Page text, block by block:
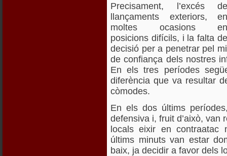
Precisament, l’excés de
llançaments exteriors, en
moltes ocasions en
posicions difícils, i la falta de
decisió per a penetrar pel
de confiança dels nostres
En els tres períodes
diferència que va resultar
còmodes.
En els dos últims
defensiva i, fruit d’això, van
locals eixir en contraatac
últims minuts van estar
baix, ja decidir a favor dels